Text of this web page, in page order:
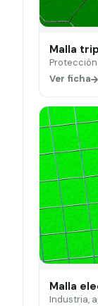
Malla
Ver ficha
Malla
Industria,